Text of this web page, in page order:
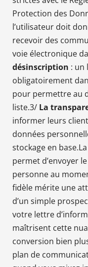
Protection des
l’utilisateur doit
recevoir des
voie électronique
désinscription : un
obligatoirement
pour permettre au
liste.3/ La
informer leurs
données
stockage en
permet d’envoyer
personne au
fidèle mérite une
d’un simple
votre lettre
maîtrisent cette
conversion bien
plan de